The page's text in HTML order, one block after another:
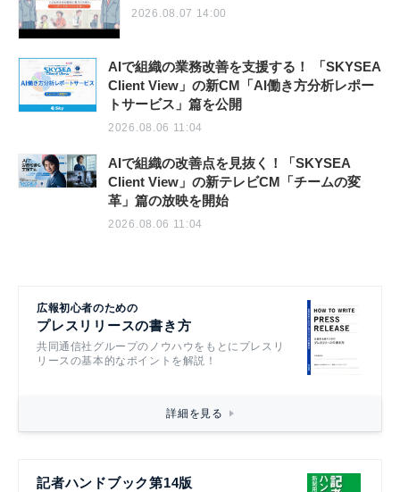
2026.08.07 14:00
AIで組織の業務改善を支援する！ 「SKYSEA
Client View」の新CM「AI働き方分析レポー
トサービス」篇を公開
2026.08.06 11:04
AIで組織の改善点を見抜く！「SKYSEA
Client View」の新テレビCM「チームの変
革」篇の放映を開始
2026.08.06 11:04
広報初心者のための
プレスリリースの書き方
共同通信社グループのノウハウをもとにプレスリ
リースの基本的なポイントを解説！
詳細を見る
記者ハンドブック第14版